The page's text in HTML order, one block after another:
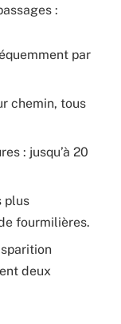
:
par
chemin, tous
: jusqu’à 20
plus
fourmilières.
deux